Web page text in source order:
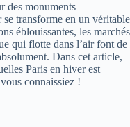
des monuments
se transforme en un véritable
éblouissantes, les marchés
qui flotte dans l’air font de
Dans cet article,
Paris en hiver est
connaissiez !